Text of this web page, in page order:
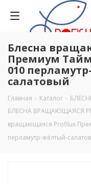
Блесна
Премиум
010
салатовый
Главная - Каталог -
БЛЕСНА ВРАЩАЮЩАЯСЯ
вращающаяся Profilux
перламутр-жёлтый-